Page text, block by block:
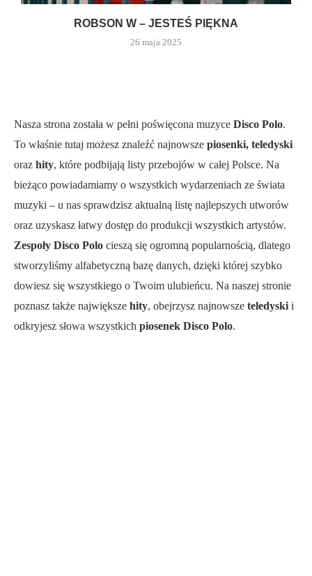
ROBSON W – JESTEŚ PIĘKNA
26 maja 2025
Nasza strona została w pełni poświęcona muzyce Disco Polo.
To właśnie tutaj możesz znaleźć najnowsze piosenki, teledyski
oraz hity, które podbijają listy przebojów w całej Polsce. Na
bieżąco powiadamiamy o wszystkich wydarzeniach ze świata
muzyki – u nas sprawdzisz aktualną listę najlepszych utworów
oraz uzyskasz łatwy dostęp do produkcji wszystkich artystów.
Zespoły Disco Polo cieszą się ogromną popularnością, dlatego
stworzyliśmy alfabetyczną bazę danych, dzięki której szybko
dowiesz się wszystkiego o Twoim ulubieńcu. Na naszej stronie
poznasz także największe hity, obejrzysz najnowsze teledyski i
odkryjesz słowa wszystkich piosenek Disco Polo.